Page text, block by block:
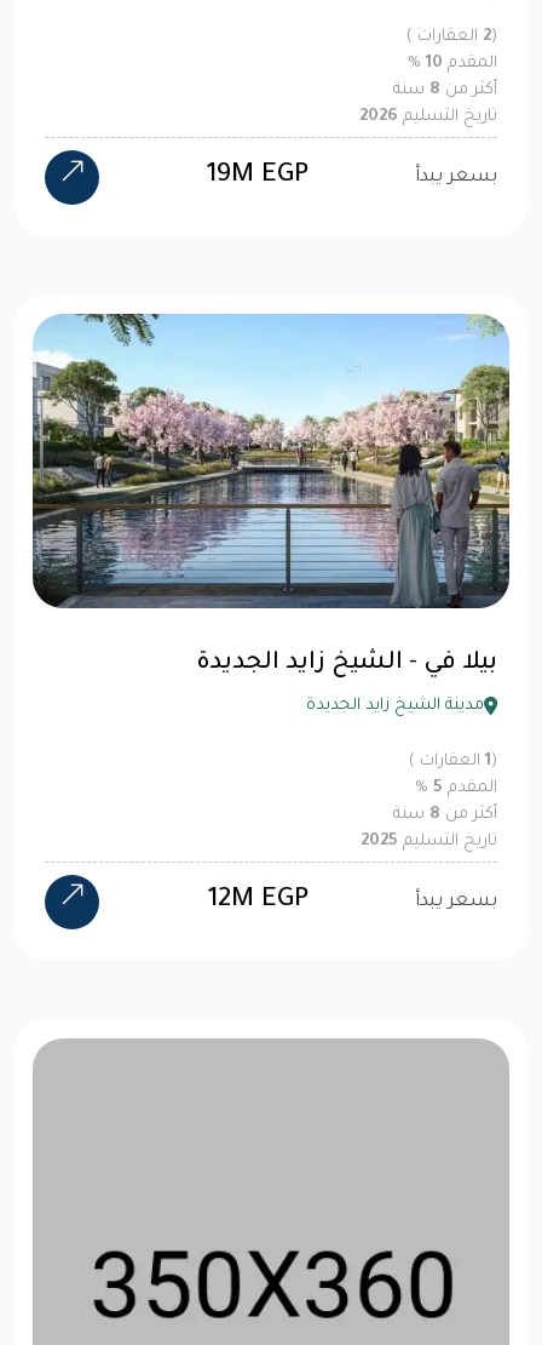
(
2 العقارات )
المقدم 10
%
أكثر من 8 سنة
تاريخ التسليم 2026
بسعر يبدأ 19M EGP
بيلا في - الشيخ زايد الجديدة
مدينة الشيخ زايد الجديدة
(
1 العقارات )
المقدم 5
%
أكثر من 8 سنة
تاريخ التسليم 2025
بسعر يبدأ 12M EGP